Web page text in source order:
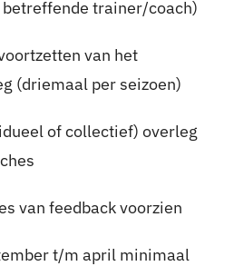
trainer/coach)
van het
(driemaal per seizoen)
of collectief) overleg
van feedback voorzien
t/m april minimaal